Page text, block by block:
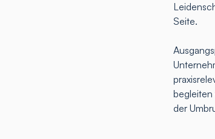
Seite.
begleiten
der